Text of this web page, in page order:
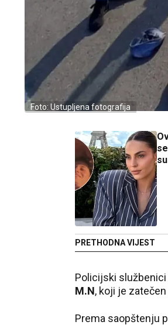
Foto: Ustupljena fotografija
PRETHODNA VIJEST
Policijski službenici
M.N, koji je
Prema saopštenju